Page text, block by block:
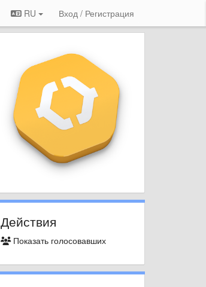
RU Вход / Регистрация
Действия
Показать голосовавших